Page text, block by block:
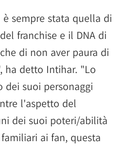
sempre stata quella di
franchise e il DNA di
di non aver paura di
ha detto Intihar. "Lo
dei suoi personaggi
l'aspetto del
dei suoi poteri/abilità
ai fan, questa